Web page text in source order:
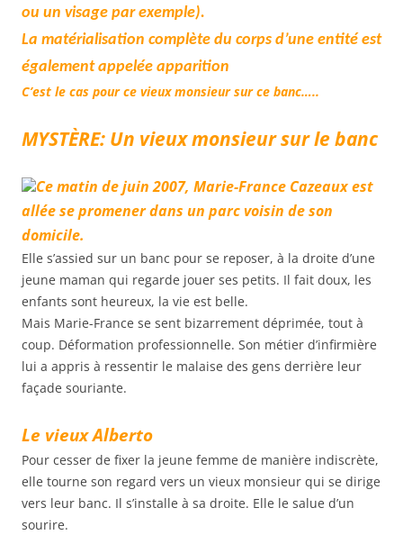
ou un visage par exemple).
La matérialisation complète du corps d’une entité est
également appelée apparition
C’est le cas pour ce vieux monsieur sur ce banc…..
MYSTÈRE: Un vieux monsieur sur le banc
Ce matin de juin 2007, Marie-France Cazeaux est
allée se promener dans un parc voisin de son
domicile.
Elle s’assied sur un banc pour se reposer, à la droite d’une
jeune maman qui regarde jouer ses petits. Il fait doux, les
enfants sont heureux, la vie est belle.
Mais Marie-France se sent bizarrement déprimée, tout à
coup. Déformation professionnelle. Son métier d’infirmière
lui a appris à ressentir le malaise des gens derrière leur
façade souriante.
Le vieux Alberto
Pour cesser de fixer la jeune femme de manière indiscrète,
elle tourne son regard vers un vieux monsieur qui se dirige
vers leur banc. Il s’installe à sa droite. Elle le salue d’un
sourire.